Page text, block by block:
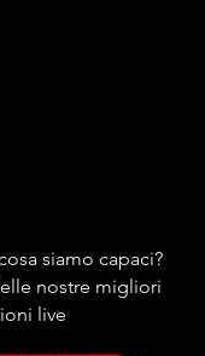
siamo capaci?
nostre migliori
live